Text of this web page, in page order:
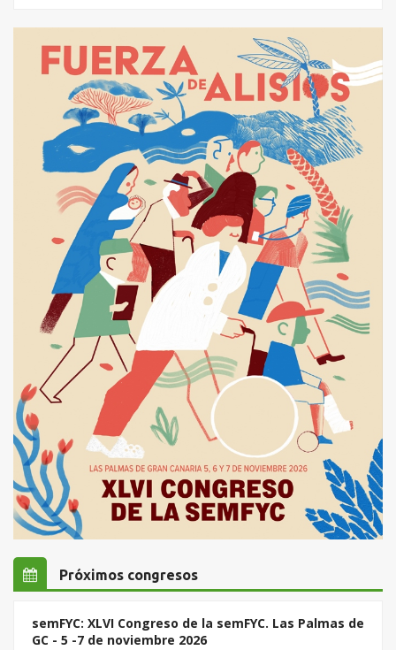
Próximos congresos
semFYC: XLVI Congreso de la semFYC. Las Palmas de
GC - 5 -7 de noviembre 2026